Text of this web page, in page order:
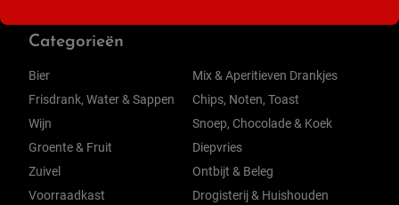
Categorieën
Bier
Frisdrank, Water & Sappen
Wijn
Groente & Fruit
Zuivel
Voorraadkast
Mix & Aperitieven Drankjes
Chips, Noten, Toast
Snoep, Chocolade & Koek
Diepvries
Ontbijt & Beleg
Drogisterij & Huishouden